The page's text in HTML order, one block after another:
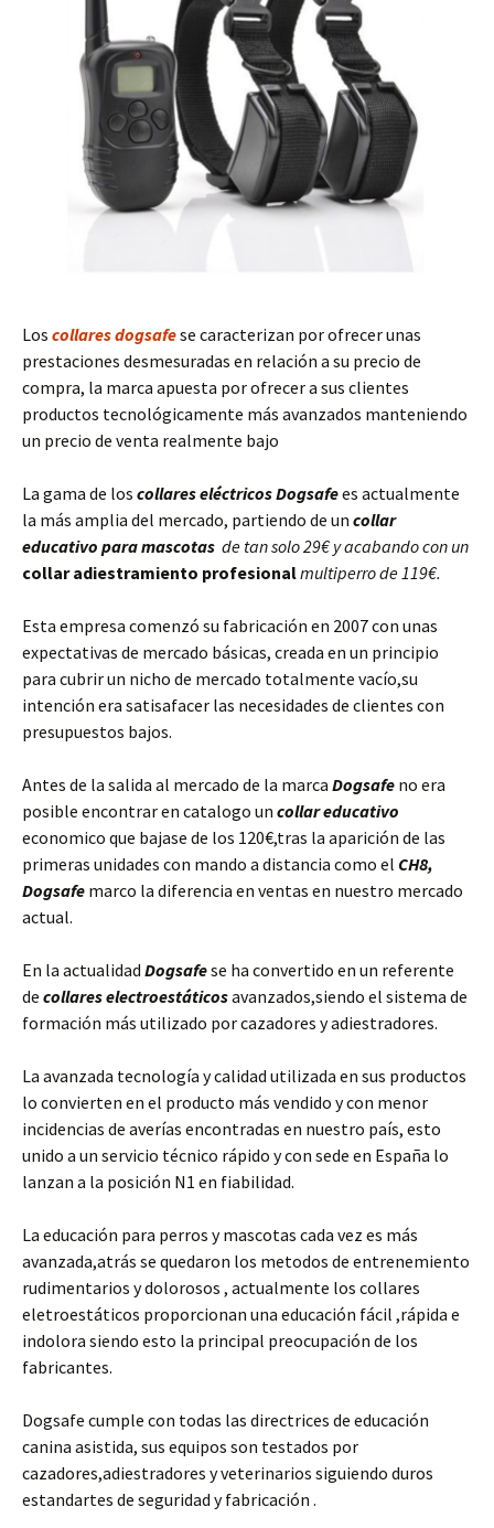
Los collares dogsafese caracterizan por ofrecer unas
prestaciones desmesuradas en relación a su precio de
compra, la marca apuesta por ofrecer a sus clientes
productos tecnológicamente más avanzados manteniendo
un precio de venta realmente bajo
La gama de los collares eléctricos Dogsafees actualmente
la más amplia del mercado, partiendo de un collar
educativo para mascotas de tan solo 29€ y acabando con un
collar adiestramiento profesionalmultiperro de 119€.
Esta empresa comenzó su fabricación en 2007 con unas
expectativas de mercado básicas, creada en un principio
para cubrir un nicho de mercado totalmente vacío,su
intención era satisafacer las necesidades de clientes con
presupuestos bajos.
Antes de la salida al mercado de la marca Dogsafe no era
posible encontrar en catalogo un collar educativo
economico que bajase de los 120€,tras la aparición de las
primeras unidades con mando a distancia como el CH8,
Dogsafe marco la diferencia en ventas en nuestro mercado
actual.
En la actualidad Dogsafese ha convertido en un referente
de collares electroestáticosavanzados,siendo el sistema de
formación más utilizado por cazadores y adiestradores.
La avanzada tecnología y calidad utilizada en sus productos
lo convierten en el producto más vendido y con menor
incidencias de averías encontradas en nuestro país, esto
unido a un servicio técnico rápido y con sede en España lo
lanzan a la posición N1 en fiabilidad.
La educación para perros y mascotas cada vez es más
avanzada,atrás se quedaron los metodos de entrenemiento
rudimentarios y dolorosos , actualmente los collares
eletroestáticos proporcionan una educación fácil ,rápida e
indolora siendo esto la principal preocupación de los
fabricantes.
Dogsafe cumple con todas las directrices de educación
canina asistida, sus equipos son testados por
cazadores,adiestradores y veterinarios siguiendo duros
estandartes de seguridad y fabricación .